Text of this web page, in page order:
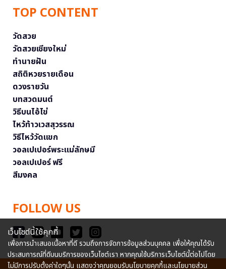
TOP CONTENT
วัดสวย
วัดสวยเชียงใหม่
ทำนายฝัน
สถิติหวยรายเดือน
ดวงรายวัน
บทสวดมนต์
วิธีบนไอ้ไข่
ไหว้ท้าวเวสสุวรรณ
วิธีไหว้วัดแขก
วอลเปเปอร์พระแม่ลักษมี
วอลเปเปอร์ ฟรี
สีมงคล
FOLLOW US
เว็บไซต์นี้ใช้คุกกี้
เพื่อการนำเสนอเนื้อหาที่ดี รวมถึงการจัดการข้อมูลส่วนบุคคล เพื่อให้คุณได้รับ
ประสบการณ์ที่ดีบนบริการของเว็บไซต์เรา หากคุณใช้บริการเว็บไซต์นี้ต่อไปโดย
ไม่มีการปรับตั้งค่าใดๆนั้น แสดงว่าคุณยอมรับนโยบายคุกกี้และนโยบายส่วน